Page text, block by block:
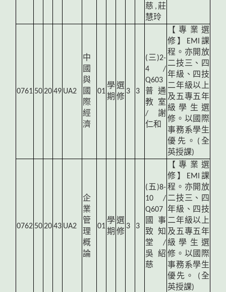
慈,莊
慧玲
0761 502049 UA2
中
國
與
國
際
經
濟
01
學
期
選
修
3 3
(三)2-
4 /
Q603
普通
教室
/ 謝
仁和
【專業選
修】EMI課
程。亦開放
二技三、四
年級、四技
二年級以上
及五專五年
級學生選
修。以國際
事務系學生
優先。(全
英授課)
0762 502043 UA2
企
業
管
理
概
論
01
學
期
選
修
3 3
(五)8-
10 /
Q607
國事
致知
堂 /
吳紹
慈
【專業選
修】EMI課
程。亦開放
二技三、四
年級、四技
二年級以上
及五專五年
級學生選
修。以國際
事務系學生
優先。 (全
英授課)